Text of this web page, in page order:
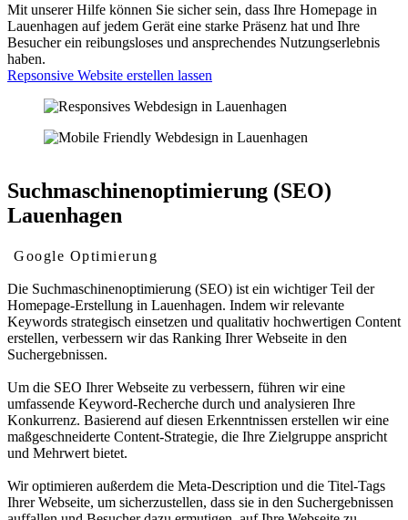
Mit unserer Hilfe können Sie sicher sein, dass Ihre Homepage in
Lauenhagen auf jedem Gerät eine starke Präsenz hat und Ihre
Besucher ein reibungsloses und ansprechendes Nutzungserlebnis
haben.
Repsonsive Website erstellen lassen
Suchmaschinenoptimierung (SEO)
Lauenhagen
Google Optimierung
Die Suchmaschinenoptimierung (SEO) ist ein wichtiger Teil der
Homepage-Erstellung in Lauenhagen. Indem wir relevante
Keywords strategisch einsetzen und qualitativ hochwertigen Content
erstellen, verbessern wir das Ranking Ihrer Webseite in den
Suchergebnissen.
Um die SEO Ihrer Webseite zu verbessern, führen wir eine
umfassende Keyword-Recherche durch und analysieren Ihre
Konkurrenz. Basierend auf diesen Erkenntnissen erstellen wir eine
maßgeschneiderte Content-Strategie, die Ihre Zielgruppe anspricht
und Mehrwert bietet.
Wir optimieren außerdem die Meta-Description und die Titel-Tags
Ihrer Webseite, um sicherzustellen, dass sie in den Suchergebnissen